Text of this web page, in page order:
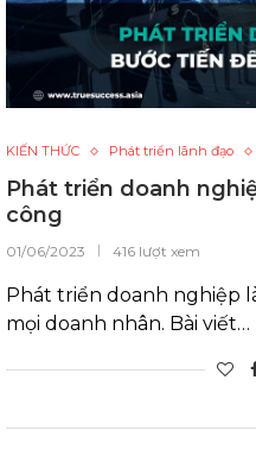
KIẾN THỨC Phát triển lãnh đạo
Phát triển doanh
công
01/06/2023 416 lượt xem
Phát triển doanh nghiệp
mọi doanh nhân. Bài viết…